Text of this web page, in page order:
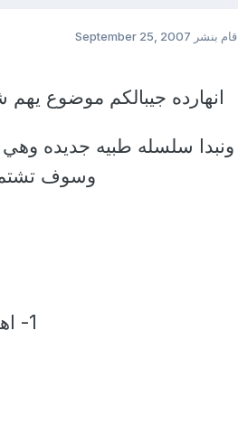
قام بنشر September 25, 2007
انهارده جيبالكم موضوع يهم
ونبدا سلسله طبيه جديده وهي
وسوف
1- اهم التطعيمات عند الطفل